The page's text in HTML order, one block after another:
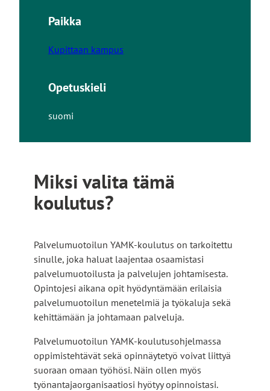
Paikka
Kupittaan kampus
Opetuskieli
suomi
Miksi valita tämä
koulutus?
Palvelumuotoilun YAMK-koulutus on tarkoitettu
sinulle, joka haluat laajentaa osaamistasi
palvelumuotoilusta ja palvelujen johtamisesta.
Opintojesi aikana opit hyödyntämään erilaisia
palvelumuotoilun menetelmiä ja työkaluja sekä
kehittämään ja johtamaan palveluja.
Palvelumuotoilun YAMK-koulutusohjelmassa
oppimistehtävät sekä opinnäytetyö voivat liittyä
suoraan omaan työhösi. Näin ollen myös
työnantajaorganisaatiosi hyötyy opinnoistasi.